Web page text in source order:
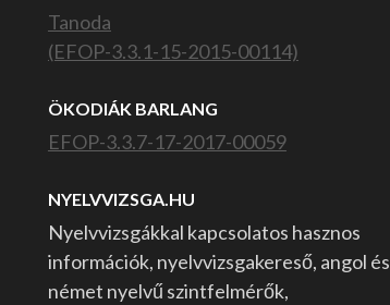
Tanoda
(EFOP-3.3.1-15-2015-00114)
ÖKODIÁK BARLANG
EFOP-3.3.7-17-2017-00059
NYELVVIZSGA.HU
Nyelvvizsgákkal kapcsolatos hasznos
információk, nyelvvizsgakereső, angol és
német nyelvű szintfelmérők,